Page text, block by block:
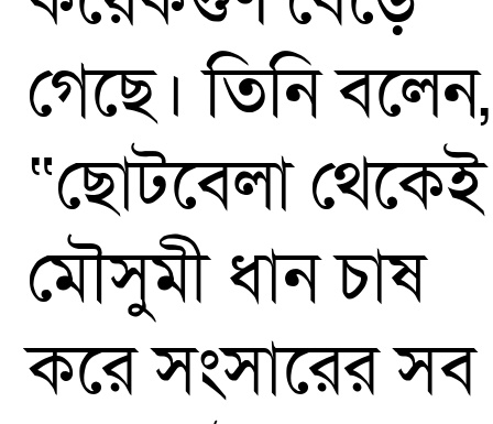
গেছে। তিনি বলেন,
“ছোটবেলা থেকেই
মৌসুমী ধান চাষ
করে সংসারের সব